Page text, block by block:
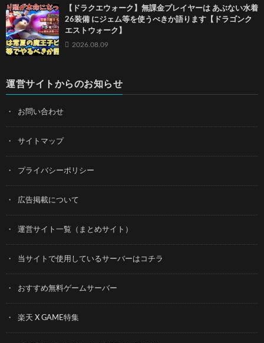
【ドラクエウォーク】無課金プレイヤーは あぶない水着
26装備 にジェム等を使うべきか語ります【ドラゴンク
エストウォーク】
2026.08.09
運営サイトからのお知らせ
お問い合わせ
サイトマップ
プライバシーポリシー
広告掲載について
運営サイト一覧（まとめサイト）
当サイトで使用しているサーバーはコチラ
おすすめ無料ゲームサーバー
楽天 X GAME特集